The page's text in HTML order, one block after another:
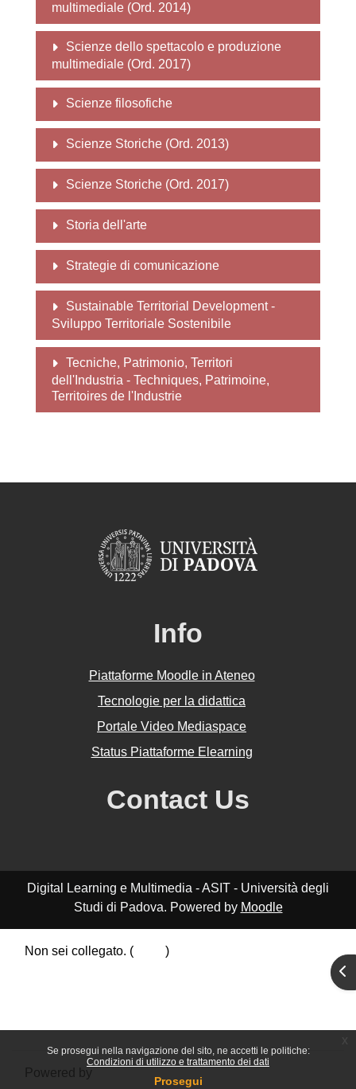
Se prosegui nella navigazione del sito, ne accetti le politiche:
Condizioni di utilizzo e trattamento dei dati
Prosegui
multimediale (Ord. 2014)
Scienze dello spettacolo e produzione
multimediale (Ord. 2017)
Scienze filosofiche
Scienze Storiche (Ord. 2013)
Scienze Storiche (Ord. 2017)
Storia dell'arte
Strategie di comunicazione
Sustainable Territorial Development -
Sviluppo Territoriale Sostenibile
Tecniche, Patrimonio, Territori
dell'Industria - Techniques, Patrimoine,
Territoires de l'Industrie
Info
Piattaforme Moodle in Ateneo
Tecnologie per la didattica
Portale Video Mediaspace
Status Piattaforme Elearning
Contact Us
Digital Learning e Multimedia - ASIT - Università degli
Studi di Padova. Powered by Moodle
Non sei collegato. (
)
Passa al tema standard
Powered by